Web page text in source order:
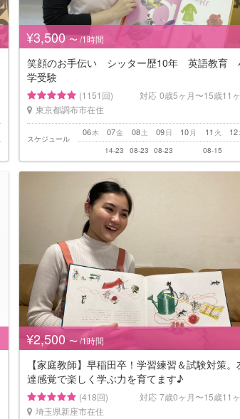
¥3,500 〜 /1時間
笑顔のお手伝い シッター歴10年 英語教育
学受験
(1151回) 対応 0歳5ヶ月〜15歳11
東京都調布市在住
スケジュール
木
06 金
07 土
08 日
09 月
10 火
11 12
14-23 08-23 08-23 08-15
¥2,500 〜 /1時間
【家庭教師】早稲田卒！学習練習＆試験対策。
達感覚で楽しく学ぶ力を育てます♪
(418回) 対応 7歳0ヶ月〜15歳11
埼玉県新座市在住